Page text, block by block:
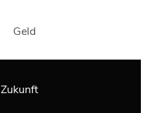
Geld
Zukunft